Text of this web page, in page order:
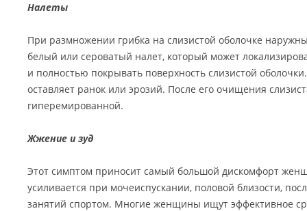
Налеты
При размножении грибка на слизистой оболочке
белый или сероватый налет, который может
и полностью покрывать поверхность слизистой
оставляет ранок или эрозий. После его очищения
гиперемированной.
Жжение и зуд
Этот симптом приносит самый большой дискомфорт
усиливается при мочеиспускании, половой близости,
занятий спортом. Многие женщины ищут эффективное